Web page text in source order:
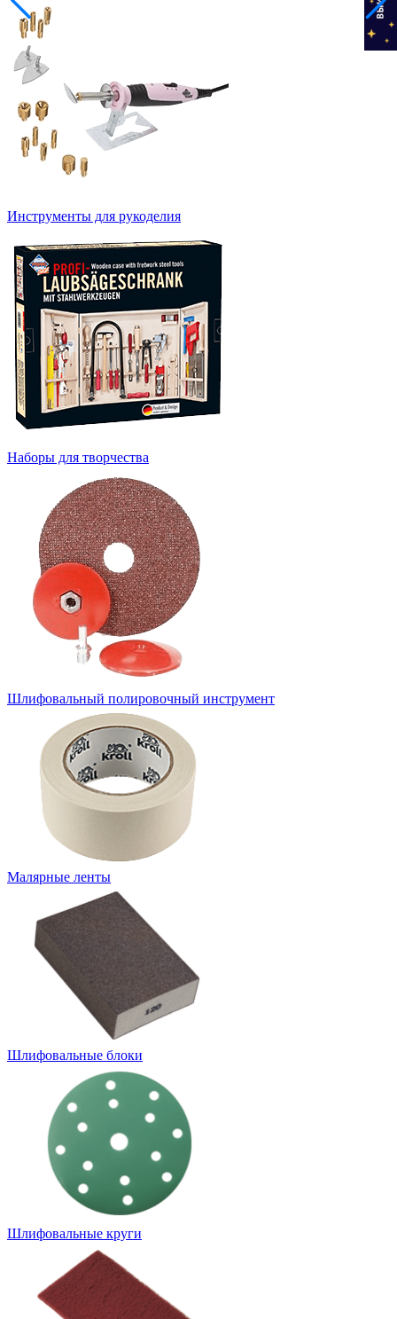
Инструменты для рукоделия
Наборы для творчества
Шлифовальный полировочный инструмент
Малярные ленты
Шлифовальные блоки
Шлифовальные круги